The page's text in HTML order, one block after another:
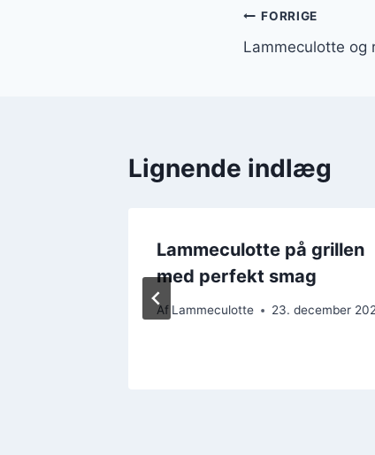
FORRIGE
Lammeculotte og
Lignende indlæg
Lammeculotte på grillen
med perfekt smag
Af Lammeculotte 23. december